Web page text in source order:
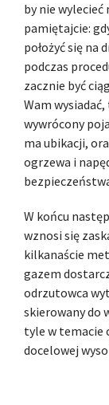
by nie wylecieć
pamiętajcie:
położyć się na
podczas
zacznie być
Wam
wywrócony
ma ubikacji,
ogrzewa i
W końcu
wznosi się
kilkanaście
gazem
odrzutowca
skierowany do
tyle w temacie
docelowej